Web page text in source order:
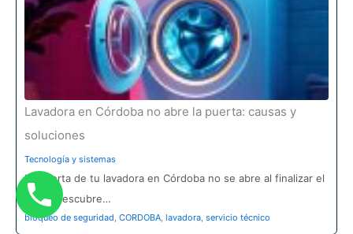
Lavadora en Córdoba no abre la puerta: causas y
soluciones
Tecnología y sistemas
La puerta de tu lavadora en Córdoba no se abre al finalizar el
ciclo? Descubre…
bloqueo de seguridad, CORDOBA, lavadora, servicio técnico